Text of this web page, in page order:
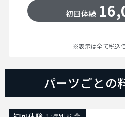
初回体験
※表示は全て税込価
パーツごとの